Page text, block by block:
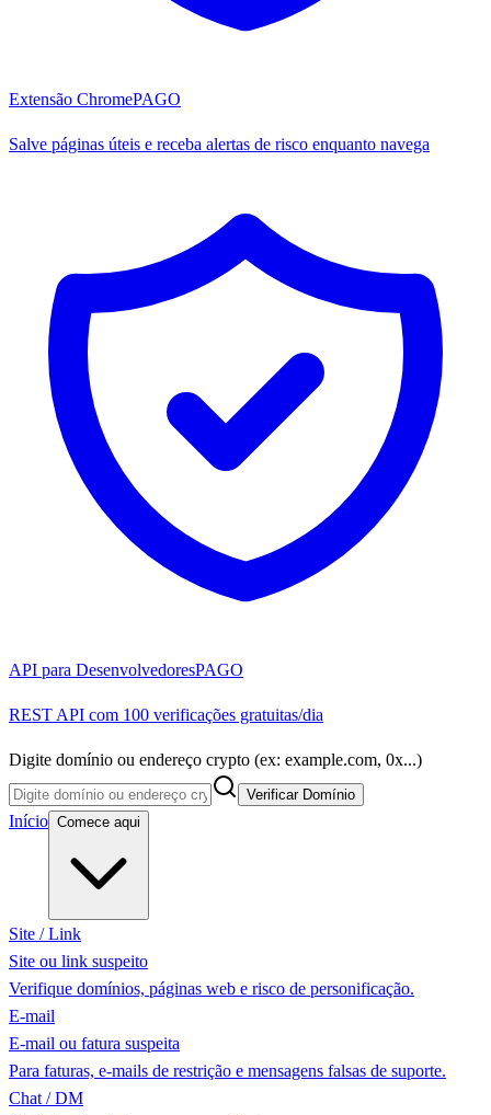
Extensão ChromePAGO
Salve páginas úteis e receba alertas de risco enquanto navega
API para DesenvolvedoresPAGO
REST API com 100 verificações gratuitas/dia
Digite domínio ou endereço crypto (ex: example.com, 0x...)
Verificar Domínio
Início Comece aqui
Site / Link
Site ou link suspeito
Verifique domínios, páginas web e risco de personificação.
E-mail
E-mail ou fatura suspeita
Para faturas, e-mails de restrição e mensagens falsas de suporte.
Chat / DM